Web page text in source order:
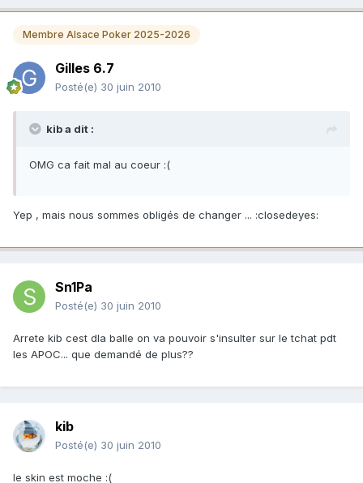
Membre Alsace Poker 2025-2026
Gilles 6.7
Posté(e) 30 juin 2010
kib a dit :
OMG ca fait mal au coeur :(
Yep , mais nous sommes obligés de changer ... :closedeyes:
Sn1Pa
Posté(e) 30 juin 2010
Arrete kib cest dla balle on va pouvoir s'insulter sur le tchat pdt
les APOC... que demandé de plus??
kib
Posté(e) 30 juin 2010
le skin est moche :(